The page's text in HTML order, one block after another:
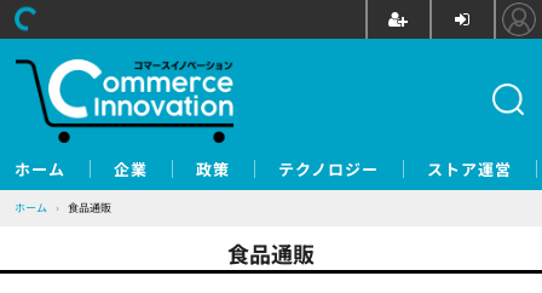
ホーム 企業 政策 テクノロジー ストア運営
ホーム › 食品通販
食品通販